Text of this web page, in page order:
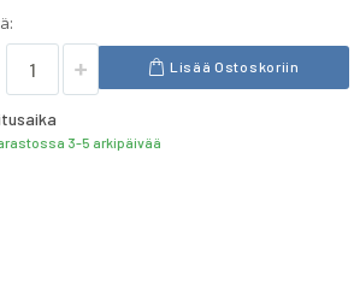
Lisää Ostoskoriin
3-5 arkipäivää